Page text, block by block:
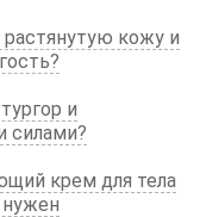
кожу и
и
силами?
крем для тела